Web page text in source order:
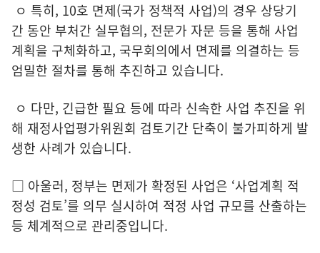
ㅇ 특히, 10호 면제(국가 정책적 사업)의 경우 상당기
간 동안 부처간 실무협의, 전문가 자문 등을 통해 사업
계획을 구체화하고, 국무회의에서 면제를 의결하는 등
엄밀한 절차를 통해 추진하고 있습니다.
ㅇ 다만, 긴급한 필요 등에 따라 신속한 사업 추진을 위
해 재정사업평가위원회 검토기간 단축이 불가피하게 발
생한 사례가 있습니다.
□ 아울러, 정부는 면제가 확정된 사업은 ‘사업계획 적
정성 검토’를 의무 실시하여 적정 사업 규모를 산출하는
등 체계적으로 관리중입니다.